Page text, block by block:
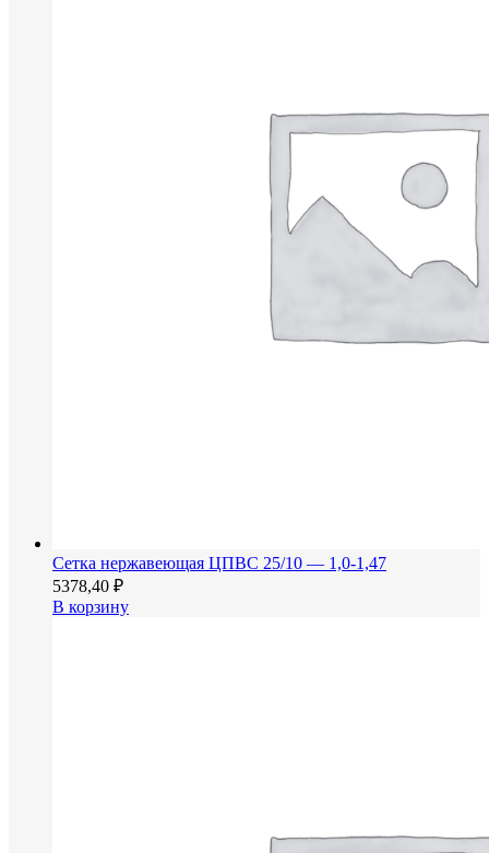
Сетка нержавеющая ЦПВС 25/10 — 1,0-1,47
5378,40 ₽
В корзину